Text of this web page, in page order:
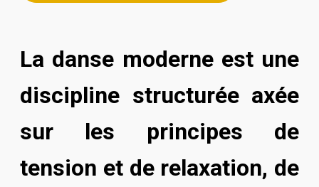
La danse moderne est une
discipline structurée axée
sur les principes de
tension et de relaxation, de